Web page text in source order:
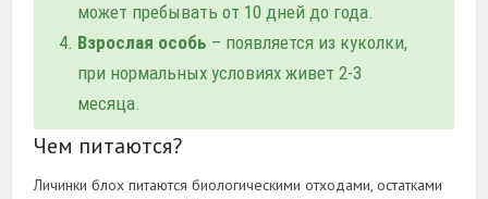
может пребывать от 10 дней до года.
Взрослая особь – появляется из куколки,
при нормальных условиях живет 2-3
месяца.
Чем питаются?
Личинки блох питаются биологическими отходами, остатками